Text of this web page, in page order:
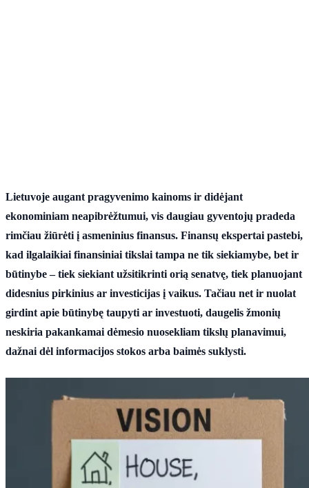
Lietuvoje augant pragyvenimo kainoms ir didėjant
ekonominiam neapibrėžtumui, vis daugiau gyventojų pradeda
rimčiau žiūrėti į asmeninius finansus. Finansų ekspertai pastebi,
kad ilgalaikiai finansiniai tikslai tampa ne tik siekiamybe, bet ir
būtinybe – tiek siekiant užsitikrinti orią senatvę, tiek planuojant
didesnius pirkinius ar investicijas į vaikus. Tačiau net ir nuolat
girdint apie būtinybę taupyti ar investuoti, daugelis žmonių
neskiria pakankamai dėmesio nuosekliam tikslų planavimui,
dažnai dėl informacijos stokos arba baimės suklysti.